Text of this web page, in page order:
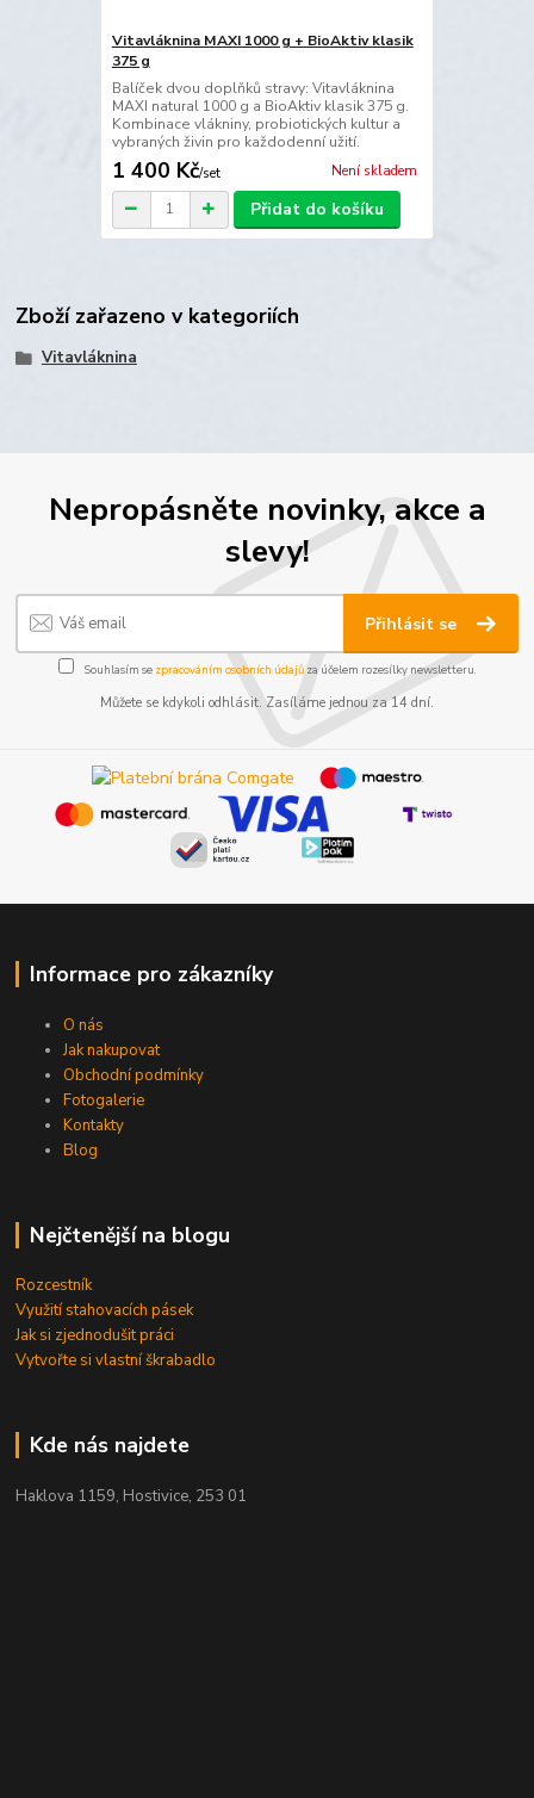
Vitavláknina MAXI 1000 g + BioAktiv klasik
375 g
Balíček dvou doplňků stravy: Vitavláknina
MAXI natural 1000 g a BioAktiv klasik 375 g.
Kombinace vlákniny, probiotických kultur a
vybraných živin pro každodenní užití.
1 400 Kč/set Není skladem
Přidat do košíku
Zboží zařazeno v kategoriích
Vitavláknina
Nepropásněte novinky, akce a
slevy!
Přihlásit se
Souhlasím se zpracováním osobních údajůza účelem rozesílky newsletteru.
Můžete se kdykoli odhlásit. Zasíláme jednou za 14 dní.
Informace pro zákazníky
O nás
Jak nakupovat
Obchodní podmínky
Fotogalerie
Kontakty
Blog
Nejčtenější na blogu
Rozcestník
Využití stahovacích pásek
Jak si zjednodušit práci
Vytvořte si vlastní škrabadlo
Kde nás najdete
Haklova 1159, Hostivice, 253 01